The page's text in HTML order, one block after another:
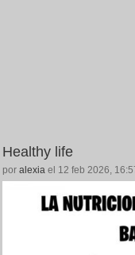
Healthy life
por alexia el 12 feb 2026,